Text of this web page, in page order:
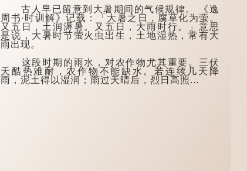
是，道士拿出一个青
瓷枕头，让卢姓书生
睡一睡，便能满足他
希望得到荣华富贵的
愿望。
这时，...
回。原意是指人未亲
眼见到亲人棺木，便
不会真正感到悲伤；
后来引申为比喻人执
迷不悟，不到彻底失
许多人对这上半
句耳熟能详，但它其
实还有下半句——
古人早已留意到大暑期间的气候规律。 《逸
周书·时训解》记载：「大暑之日，腐草化为萤。
又五日，土润溽暑。又五日，大雨时行。」意思
是说，大暑时节萤火虫出生，土地湿热，常有大
雨出现。
这段时期的雨水，对农作物尤其重要。三伏
天酷热难耐，农作物不能缺水。若连续几天降
雨，泥土得以湿润；雨过天晴后，烈日高照...